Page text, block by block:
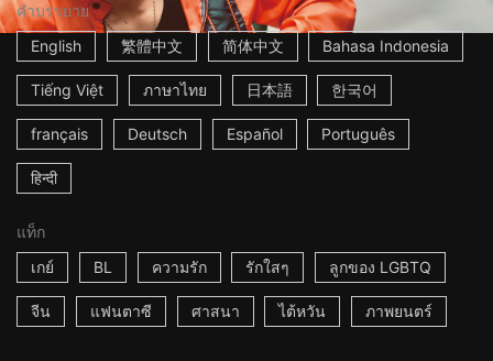
คำบรรยาย
English
繁體中文 简体中文 Bahasa Indonesia
Tiếng Việt ภาษาไทย 日本語 한국어
français Deutsch Español Português
हिन्दी
แท็ก
เกย์
BL ความรัก รักใสๆ ลูกของ LGBTQ
จีน แฟนตาซี ศาสนา ไต้หวัน ภาพยนตร์